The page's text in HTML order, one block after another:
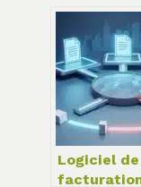
Logiciel de